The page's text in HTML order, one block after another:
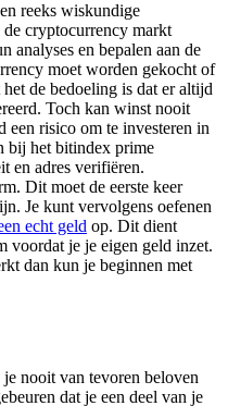
reeks wiskundige
cryptocurrency markt
analyses en bepalen aan de
moet worden gekocht of
de bedoeling is dat er altijd
Toch kan winst nooit
risico om te investeren in
bij het bitindex prime
en adres verifiëren.
Dit moet de eerste keer
Je kunt vervolgens oefenen
echt geld op. Dit dient
voordat je je eigen geld inzet.
dan kun je beginnen met
nooit van tevoren beloven
dat je een deel van je